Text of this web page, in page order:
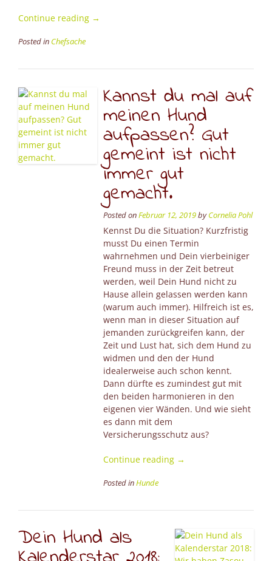
Continue reading “Schulzeit
beendet?
bei
Fortbildung
Agenturen
der
Versicherungen”
→
Posted in Chefsache
Kannst du mal auf
meinen Hund
aufpassen? Gut
gemeint ist nicht
immer gut
gemacht.
Posted onFebruar 12, 2019byCornelia Pohl
Kennst Du die Situation? Kurzfristig
musst Du einen Termin
wahrnehmen und Dein vierbeiniger
Freund muss in der Zeit betreut
werden, weil Dein Hund nicht zu
Hause allein gelassen werden kann
(warum auch immer). Hilfreich ist es,
wenn man in dieser Situation auf
jemanden zurückgreifen kann, der
Zeit und Lust hat, sich dem Hund zu
widmen und den der Hund
idealerweise auch schon kennt.
Dann dürfte es zumindest gut mit
den beiden harmonieren in den
eigenen vier Wänden. Und wie sieht
es dann mit dem
Versicherungsschutz aus?
Continue reading “Kannst
meinen
aufpassen?
Gut
→
Posted inHunde
Dein Hund als